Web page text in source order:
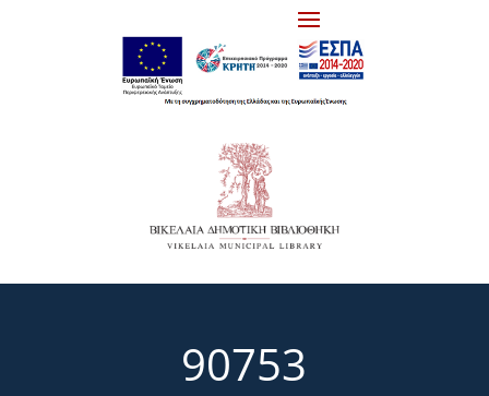
90753